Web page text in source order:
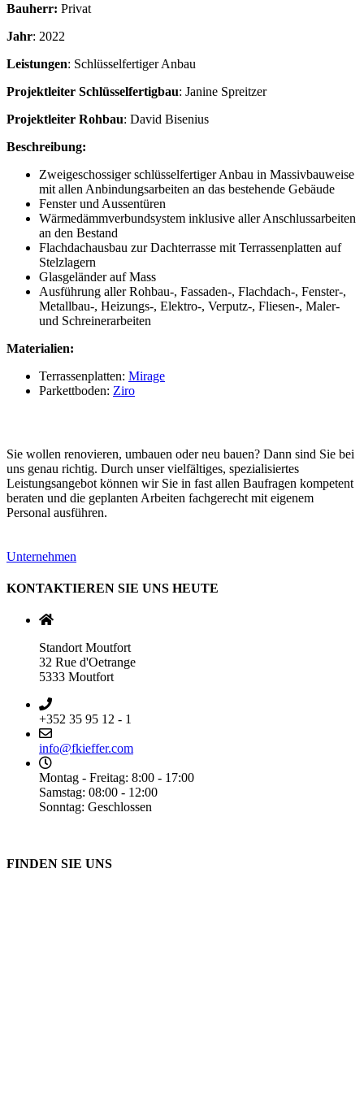
Bauherr: Privat
Jahr: 2022
Leistungen: Schlüsselfertiger Anbau
Projektleiter Schlüsselfertigbau: Janine Spreitzer
Projektleiter Rohbau: David Bisenius
Beschreibung:
Zweigeschossiger schlüsselfertiger Anbau in Massivbauweise
mit allen Anbindungsarbeiten an das bestehende Gebäude
Fenster und Aussentüren
Wärmedämmverbundsystem inklusive aller Anschlussarbeiten
an den Bestand
Flachdachausbau zur Dachterrasse mit Terrassenplatten auf
Stelzlagern
Glasgeländer auf Mass
Ausführung aller Rohbau-, Fassaden-, Flachdach-, Fenster-,
Metallbau-, Heizungs-, Elektro-, Verputz-, Fliesen-, Maler-
und Schreinerarbeiten
Materialien:
Terrassenplatten: Mirage
Parkettboden: Ziro
Sie wollen renovieren, umbauen oder neu bauen? Dann sind Sie bei
uns genau richtig. Durch unser vielfältiges, spezialisiertes
Leistungsangebot können wir Sie in fast allen Baufragen kompetent
beraten und die geplanten Arbeiten fachgerecht mit eigenem
Personal ausführen.
Unternehmen
KONTAKTIEREN SIE UNS HEUTE
Standort Moutfort
32 Rue d'Oetrange
5333 Moutfort
+352 35 95 12 - 1
info@fkieffer.com
Montag - Freitag: 8:00 - 17:00
Samstag: 08:00 - 12:00
Sonntag: Geschlossen
FINDEN SIE UNS